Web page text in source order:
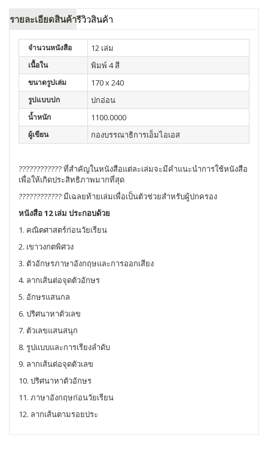
รายละเอียดสินค้ารีวิวสินค้า
จำนวนหนังสือ 12 เล่ม
เนื้อใน พิมพ์ 4 สี
ขนาดรูปเล่ม 170 x 240
รูปแบบปก ปกอ่อน
น้ำหนัก 1100.0000
ผู้เขียน กองบรรณาธิการเอ็มไอเอส
???????????? ที่สำคัญในหนังสือแต่ละเล่มจะมีคำแนะนำการใช้หนังสือ
เพื่อให้เกิดประสิทธิภาพมากที่สุด
???????????? มีเฉลยท้ายเล่มเพื่อเป็นตัวช่วยสำหรับผู้ปกครอง
หนังสือ 12 เล่ม ประกอบด้วย
1. คณิตศาสตร์ก่อนวัยเรียน
2. เขาวงกตพิศวง
3. ตัวอักษรภาษาอังกฤษและการออกเสียง
4. ลากเส้นต่อจุดตัวอักษร
5. อักษรแสนกล
6. ปริศนาหาตัวเลข
7. ตัวเลขแสนสนุก
8. รูปแบบและการเรียงลำดับ
9. ลากเส้นต่อจุดตัวเลข
10. ปริศนาหาตัวอักษร
11. ภาษาอังกฤษก่อนวัยเรียน
12. ลากเส้นตามรอยประ